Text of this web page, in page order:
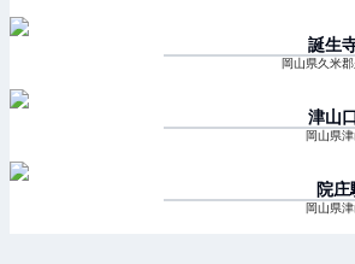
誕生
岡山県久米
津山口
岡山県
院庄
岡山県